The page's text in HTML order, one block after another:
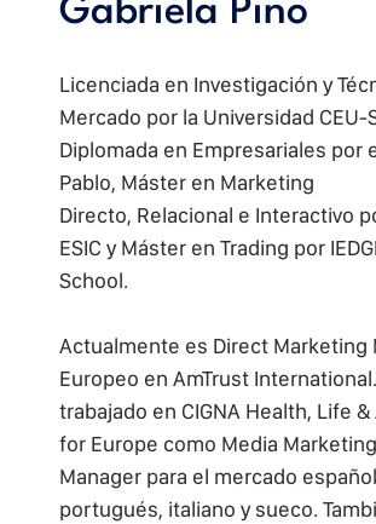
Gabriela Pino
Licenciada en Investigación y
Mercado por la Universidad CEU-
Diplomada en Empresariales por
Pablo, Máster en Marketing
Directo, Relacional e Interactivo
ESIC y Máster en Trading por
School.
Actualmente es Direct Marketing
Europeo en AmTrust
trabajado en CIGNA Health, Life
for Europe como Media Marketing
Manager para el mercado
portugués, italiano y sueco.